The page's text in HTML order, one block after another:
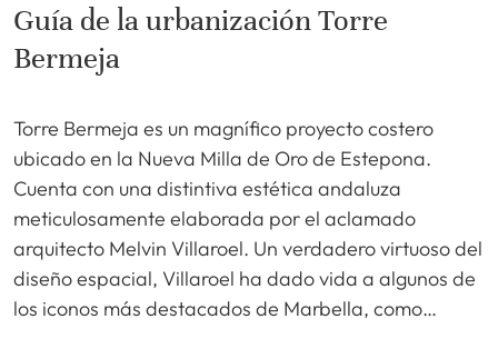
Guía de la urbanización Torre
Bermeja
Torre Bermeja es un magnífico proyecto costero
ubicado en la Nueva Milla de Oro de Estepona.
Cuenta con una distintiva estética andaluza
meticulosamente elaborada por el aclamado
arquitecto Melvin Villaroel. Un verdadero virtuoso del
diseño espacial, Villaroel ha dado vida a algunos de
los iconos más destacados de Marbella, como…